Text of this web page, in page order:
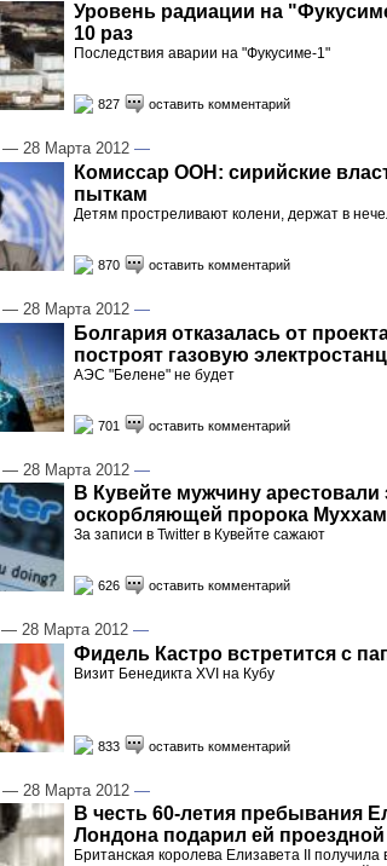
Уровень радиации на
10 раз
Последствия аварии на "Фукусиме-1"
827 оставить комментарий
— 28 Марта 2012 —
Комиссар ООН: сирийские
пыткам
Детям простреливают колени, держат в
870 оставить комментарий
— 28 Марта 2012 —
Болгария отказалась от
построят газовую
АЭС "Белене" не будет
701 оставить комментарий
— 28 Марта 2012 —
В Кувейте мужчину арестовали
оскорбляющей пророка
За записи в Twitter в Кувейте сажают
626 оставить комментарий
— 28 Марта 2012 —
Фидель Кастро встретится с
Визит Бенедикта XVI на Кубу
833 оставить комментарий
— 28 Марта 2012 —
В честь 60-летия пребывания
Лондона подарил ей проездной
Британская королева Елизавета II получила